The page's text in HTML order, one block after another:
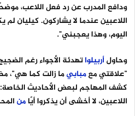
ودافع المدرب عن رد فعل اللاعب،
اللاعبين عندما لا يشاركون. كيليان
اليوم، وهذا يعجبني".
وحاولأربيلواتهدئة الأجواء رغم
"علاقتي معمبابيما زالت كما هي"،
كشف المهاجم لبعض الأحاديث
اللاعبين، لا أخشى أن يذكروا أيًامن